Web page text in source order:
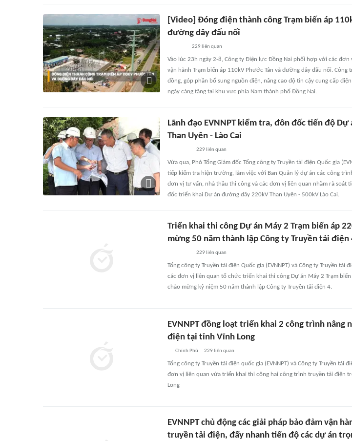
[Video] Đóng điện thành công Trạm biến áp
đường dây đấu nối
229 liên quan
Vào lúc 23h ngày 2-8, Công ty Điện lực Đồng Nai phối hợp với các đơn
vận hành Trạm biến áp 110kV Phước Tân và đường dây đấu nối.
đồng, góp phần bổ sung nguồn điện, nâng cao độ tin cậy cung cấp
ngày càng tăng tại khu vực phía Nam thành phố Đồng Nai.
Lãnh đạo EVNNPT kiểm tra, đôn đốc tiến độ
Than Uyên - Lào Cai
229 liên quan
Vừa qua, Phó Tổng Giám đốc Tổng công ty Truyền tải điện Quốc gia
tiếp kiểm tra hiện trường, làm việc với Ban Quản lý dự án các công
đơn vị tư vấn, nhà thầu thi công và các đơn vị liên quan nhằm rà soát
đốc triển khai Dự án đường dây 220kV Than Uyên - 500kV Lào Cai.
Triển khai thi công Dự án Máy 2 Trạm biến áp
mừng 50 năm thành lập Công ty Truyền tải điện
229 liên quan
Tổng công ty Truyền tải điện Quốc gia (EVNNPT) và Công ty Truyền tải
các đơn vị liên quan tổ chức triển khai thi công Dự án Máy 2 Trạm biến
chào mừng kỷ niệm 50 năm thành lập Công ty Truyền tải điện 4.
EVNNPT đồng loạt triển khai 2 công trình nâng
điện tại tỉnh Vĩnh Long
Chính Phủ 229 liên quan
Tổng công ty Truyền tải điện quốc gia (EVNNPT) và Công ty Truyền tải
đơn vị liên quan vừa triển khai thi công hai công trình truyền tải điện
Long
EVNNPT chủ động các giải pháp bảo đảm vận
truyền tải điện, đẩy nhanh tiến độ các dự án